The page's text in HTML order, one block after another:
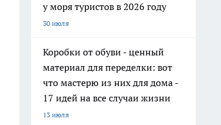
у моря туристов в 2026 году
30 июля
Коробки от обуви - ценный
материал для переделки: вот
что мастерю из них для дома -
17 идей на все случаи жизни
13 июля